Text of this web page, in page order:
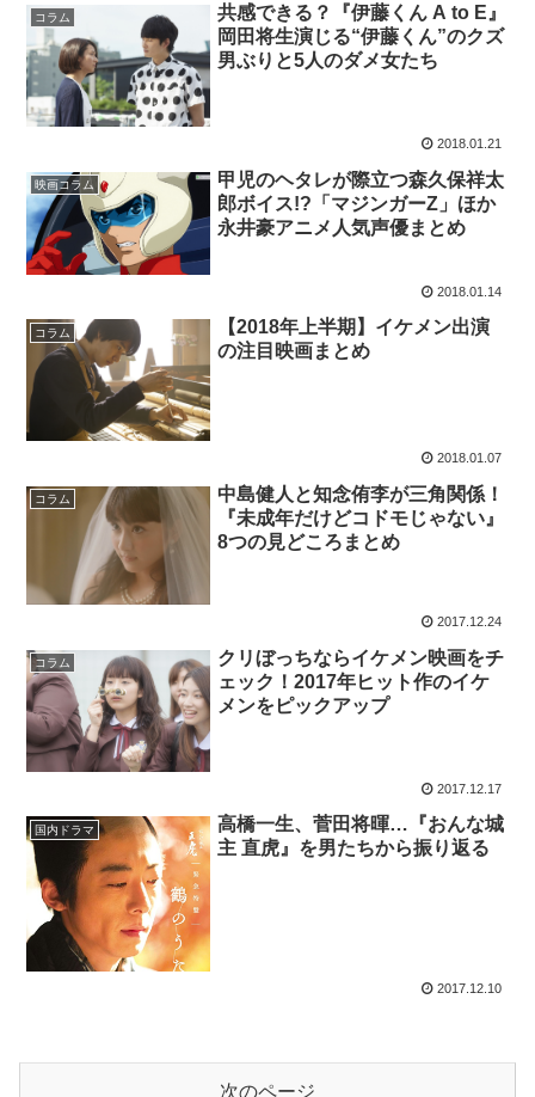
コラム
共感できる？『伊藤くん A to E』
岡田将生演じる“伊藤くん”のクズ
男ぶりと5人のダメ女たち
2018.01.21
映画コラム
甲児のヘタレが際立つ森久保祥太
郎ボイス!?「マジンガーZ」ほか
永井豪アニメ人気声優まとめ
2018.01.14
コラム
【2018年上半期】イケメン出演
の注目映画まとめ
2018.01.07
コラム
中島健人と知念侑李が三角関係！
『未成年だけどコドモじゃない』
8つの見どころまとめ
2017.12.24
コラム
クリぼっちならイケメン映画をチ
ェック！2017年ヒット作のイケ
メンをピックアップ
2017.12.17
国内ドラマ
高橋一生、菅田将暉…『おんな城
主 直虎』を男たちから振り返る
2017.12.10
次のページ